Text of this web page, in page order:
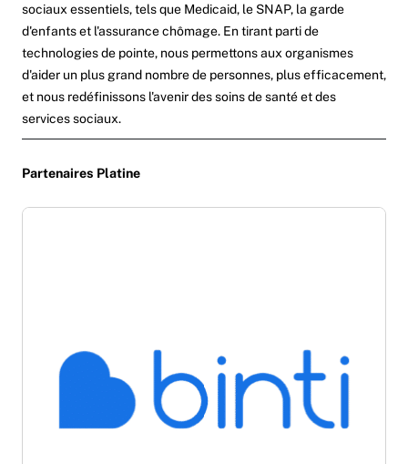
sociaux essentiels, tels que Medicaid, le SNAP, la garde
d'enfants et l'assurance chômage. En tirant parti de
technologies de pointe, nous permettons aux organismes
d'aider un plus grand nombre de personnes, plus efficacement,
et nous redéfinissons l'avenir des soins de santé et des
services sociaux.
Partenaires Platine